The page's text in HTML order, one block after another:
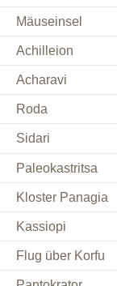
Mäuseinsel
Achilleion
Acharavi
Roda
Sidari
Paleokastritsa
Kloster Panagia
Kassiopi
Flug über Korfu